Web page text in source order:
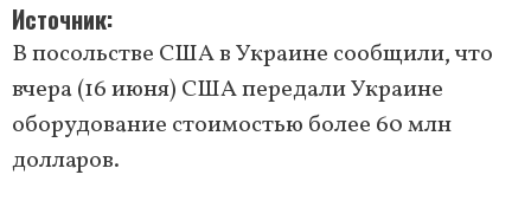
Источник
В посольстве США в Украине сообщили, что
вчера (16 июня) США передали Украине
оборудование стоимостью более 60 млн
долларов.